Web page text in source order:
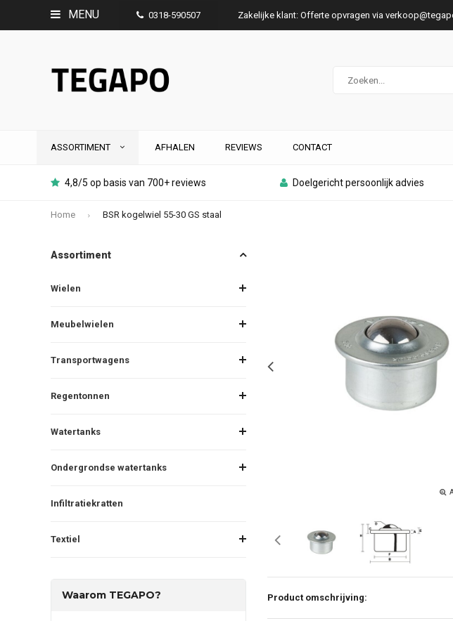
MENU 0318-590507 Zakelijke klant: Offerte opvragen via
ASSORTIMENT AFHALEN REVIEWS CONTACT
4,8/5 op basis van 700+ reviews Doelgericht persoonlijk advies
Home BSR kogelwiel 55-30 GS staal
Assortiment
Wielen
Meubelwielen
Transportwagens
Regentonnen
Watertanks
Ondergrondse watertanks
Infiltratiekratten
Textiel
Waarom TEGAPO? Product omschrijving: